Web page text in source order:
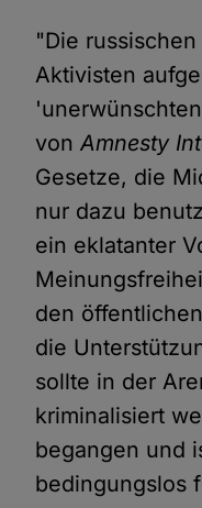
"Die
Aktivisten
vonAmnesty
Gesetze, die
nur dazu
ein eklatanter
den
die
sollte in der
kriminalisiert
begangen und
bedingungslos